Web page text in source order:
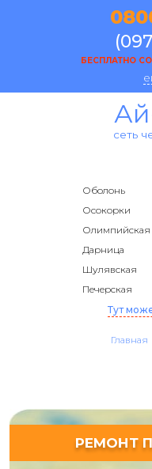
БЕСПЛАТНО
сеть
Оболонь
Осокорки
Олимпийская
Дарница
Шулявская
Печерская
Тут
Главная
РЕМОНТ